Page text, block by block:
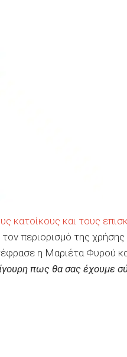
κατοίκους και τους
περιορισμό της χρήσης
η Μαριέτα Φυρού
πως θα σας έχουμε